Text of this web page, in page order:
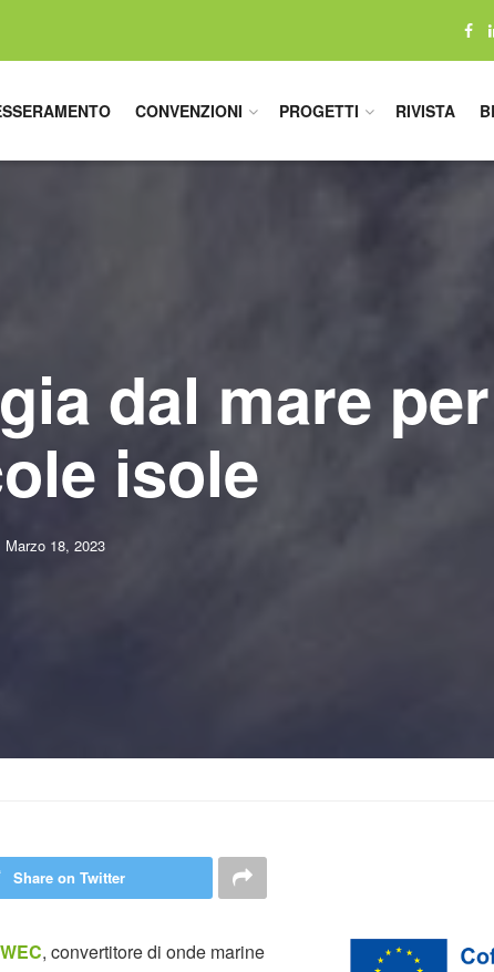
CONVENZIONI PROGETTI RIVISTA
dal mare
isole
Marzo 18, 2023
Share on Twitter
, convertitore di onde marine